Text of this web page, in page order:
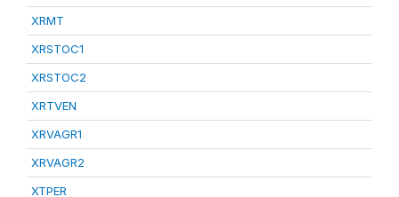
XRMT
XRSTOC1
XRSTOC2
XRTVEN
XRVAGR1
XRVAGR2
XTPER